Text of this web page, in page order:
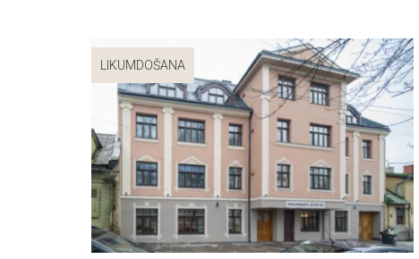
LIKUMDOŠANA